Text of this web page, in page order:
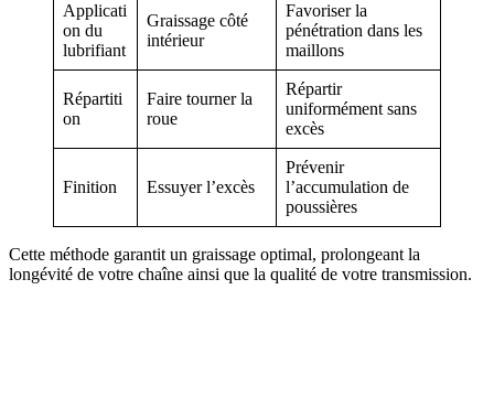
Applicati
on du
lubrifiant
Graissage côté
intérieur
Favoriser la
pénétration dans les
maillons
Répartiti
on
Faire tourner la
roue
Répartir
uniformément sans
excès
Finition Essuyer l’excès
Prévenir
l’accumulation de
poussières
Cette méthode garantit un graissage optimal, prolongeant la
longévité de votre chaîne ainsi que la qualité de votre transmission.